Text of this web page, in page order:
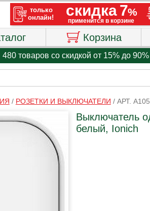
Корзина
480 товаров со скидкой от 15% до 90%
/ РОЗЕТКИ И ВЫКЛЮЧАТЕЛИ / АРТ.
Выключатель
белый, Ionich